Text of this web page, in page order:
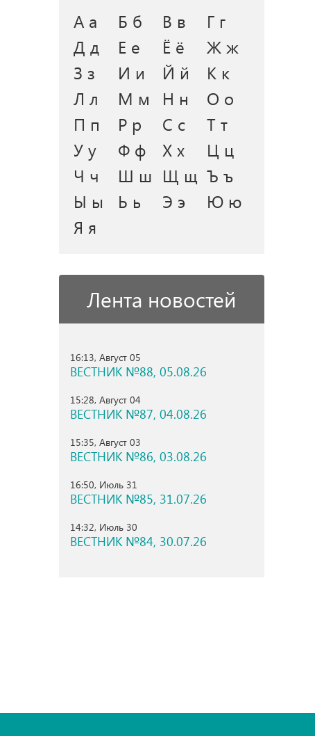
А а Б б В в
Г г
Д д
Е е Ё ё
Ж ж
З з
И и Й й
К к
Л л
М м Н н
О о
П п
Р р С с
Т т
У у
Ф ф Х х
Ц ц
Ч ч
Ш ш Щ щ Ъ ъ
Ы ы
Ь ь Э э
Ю ю
Я я
Лента новостей
16:13, Август 05
ВЕСТНИК №88, 05.08.26
15:28, Август 04
ВЕСТНИК №87, 04.08.26
15:35, Август 03
ВЕСТНИК №86, 03.08.26
16:50, Июль 31
ВЕСТНИК №85, 31.07.26
14:32, Июль 30
ВЕСТНИК №84, 30.07.26